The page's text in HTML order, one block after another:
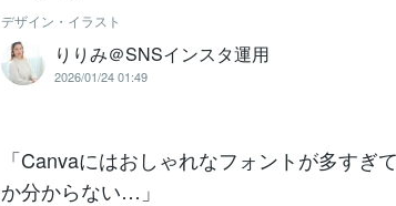
デザイン・イラスト
りりみ＠SNSインスタ運用
2026/01/24 01:49
「Canvaにはおしゃれなフォントが多すぎ
か分からない…」